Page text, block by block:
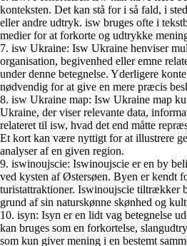
konteksten. Det kan stå for i så fald, i
eller andre udtryk. isw bruges ofte i
medier for at forkorte og udtrykke
7. isw Ukraine: Isw Ukraine henviser
organisation, begivenhed eller emne
under denne betegnelse. Yderligere
nødvendig for at give en mere præcis
8. isw Ukraine map: Isw Ukraine map
Ukraine, der viser relevante data,
relateret til isw, hvad det end måtte
Et kort kan være nyttigt for at illustrere
analyser af en given region.
9. iswinoujscie: Iswinoujscie er en by
ved kysten af Østersøen. Byen er kendt
turistattraktioner. Iswinoujscie tiltrækker
grund af sin naturskønne skønhed og
10. isyn: Isyn er en lidt vag betegnelse
kan bruges som en forkortelse,
som kun giver mening i en bestemt